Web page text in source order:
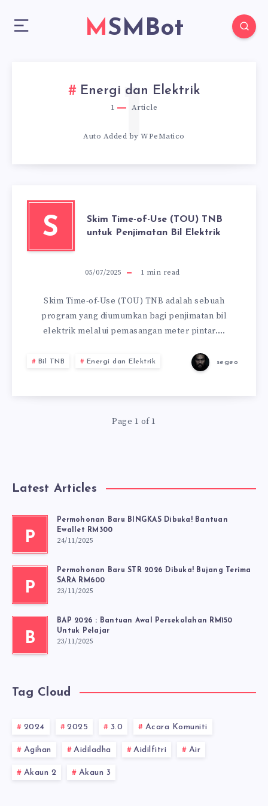
MSMBot
Energi dan Elektrik
1 Article
1
Auto Added by WPeMatico
S
Skim Time-of-Use (TOU) TNB
untuk Penjimatan Bil Elektrik
05/07/2025 1 min read
Skim Time-of-Use (TOU) TNB adalah sebuah
program yang diumumkan bagi penjimatan bil
elektrik melalui pemasangan meter pintar….
Bil TNB Energi dan Elektrik segeo
Page 1 of 1
Latest Articles
P
Permohonan Baru BINGKAS Dibuka! Bantuan
Ewallet RM300
24/11/2025
P
Permohonan Baru STR 2026 Dibuka! Bujang Terima
SARA RM600
23/11/2025
B
BAP 2026 : Bantuan Awal Persekolahan RM150
Untuk Pelajar
23/11/2025
Tag Cloud
2024 2025 3.0 Acara Komuniti
Agihan Aidiladha Aidilfitri Air
Akaun 2 Akaun 3